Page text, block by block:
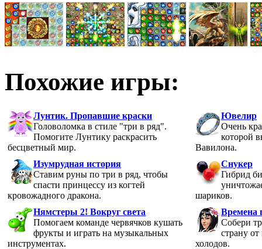
Похожие игры:
Лунтик. Пропавшие краски
Головоломка в стиле "три в ряд".
Помогите Лунтику раскрасить
бесцветный мир.
Ювелир
Очень
которой
Вавилона.
Изумрудная история
Ставим руны по три в ряд, чтобы
спасти принцессу из когтей
кровожадного дракона.
Снукер
Гибрид
шариков.
Нямстеры 2! Вокруг света
Помогаем команде червячков кушать
фрукты и играть на музыкальных
инструментах.
Времена
Собери
страну
холодов.